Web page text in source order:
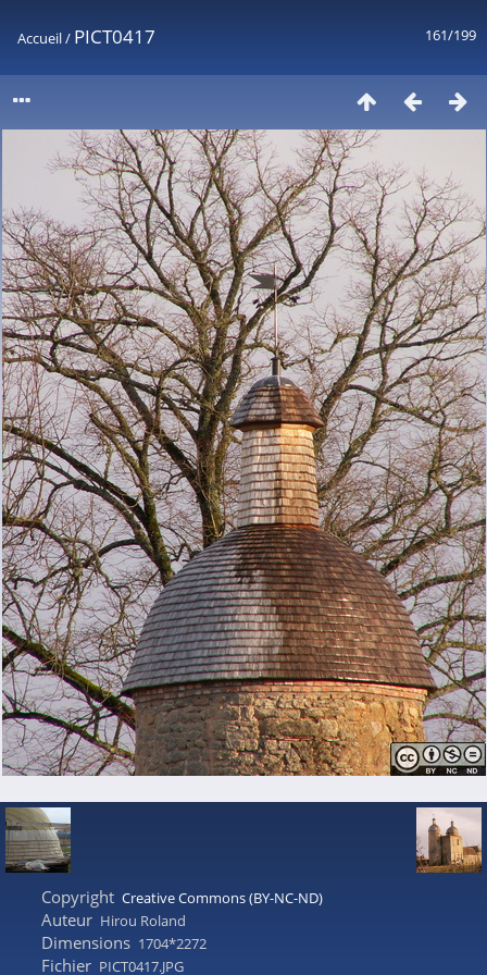
161/199
Accueil/ PICT0417
Copyright Creative Commons (BY-NC-ND)
Auteur Hirou Roland
Dimensions 1704*2272
Fichier PICT0417.JPG